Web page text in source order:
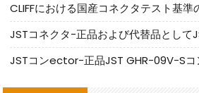
CLIFFにおける国産コネクタテスト基準